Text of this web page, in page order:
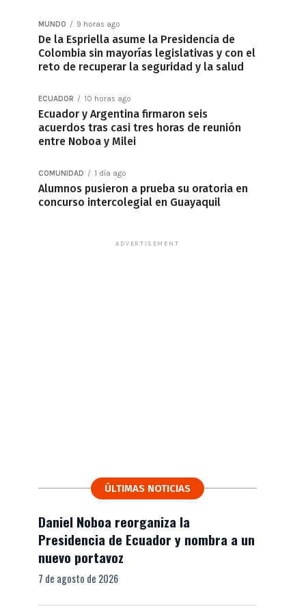
MUNDO 9 horas ago
De la Espriella asume la Presidencia de
Colombia sin mayorías legislativas y con el
reto de recuperar la seguridad y la salud
ECUADOR 10 horas ago
Ecuador y Argentina firmaron seis
acuerdos tras casi tres horas de reunión
entre Noboa y Milei
COMUNIDAD 1 día ago
Alumnos pusieron a prueba su oratoria en
concurso intercolegial en Guayaquil
ADVERTISEMENT
ÚLTIMAS NOTICIAS
Daniel Noboa reorganiza la
Presidencia de Ecuador y nombra a un
nuevo portavoz
7 de agosto de 2026